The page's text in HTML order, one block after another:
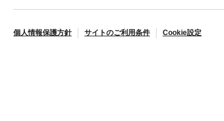
個人情報保護方針 サイトのご利用条件 Cookie設定